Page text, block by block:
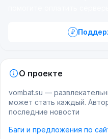
О проекте
vombat.su —
может стать каждый.
последние новости
Баги и предложения по